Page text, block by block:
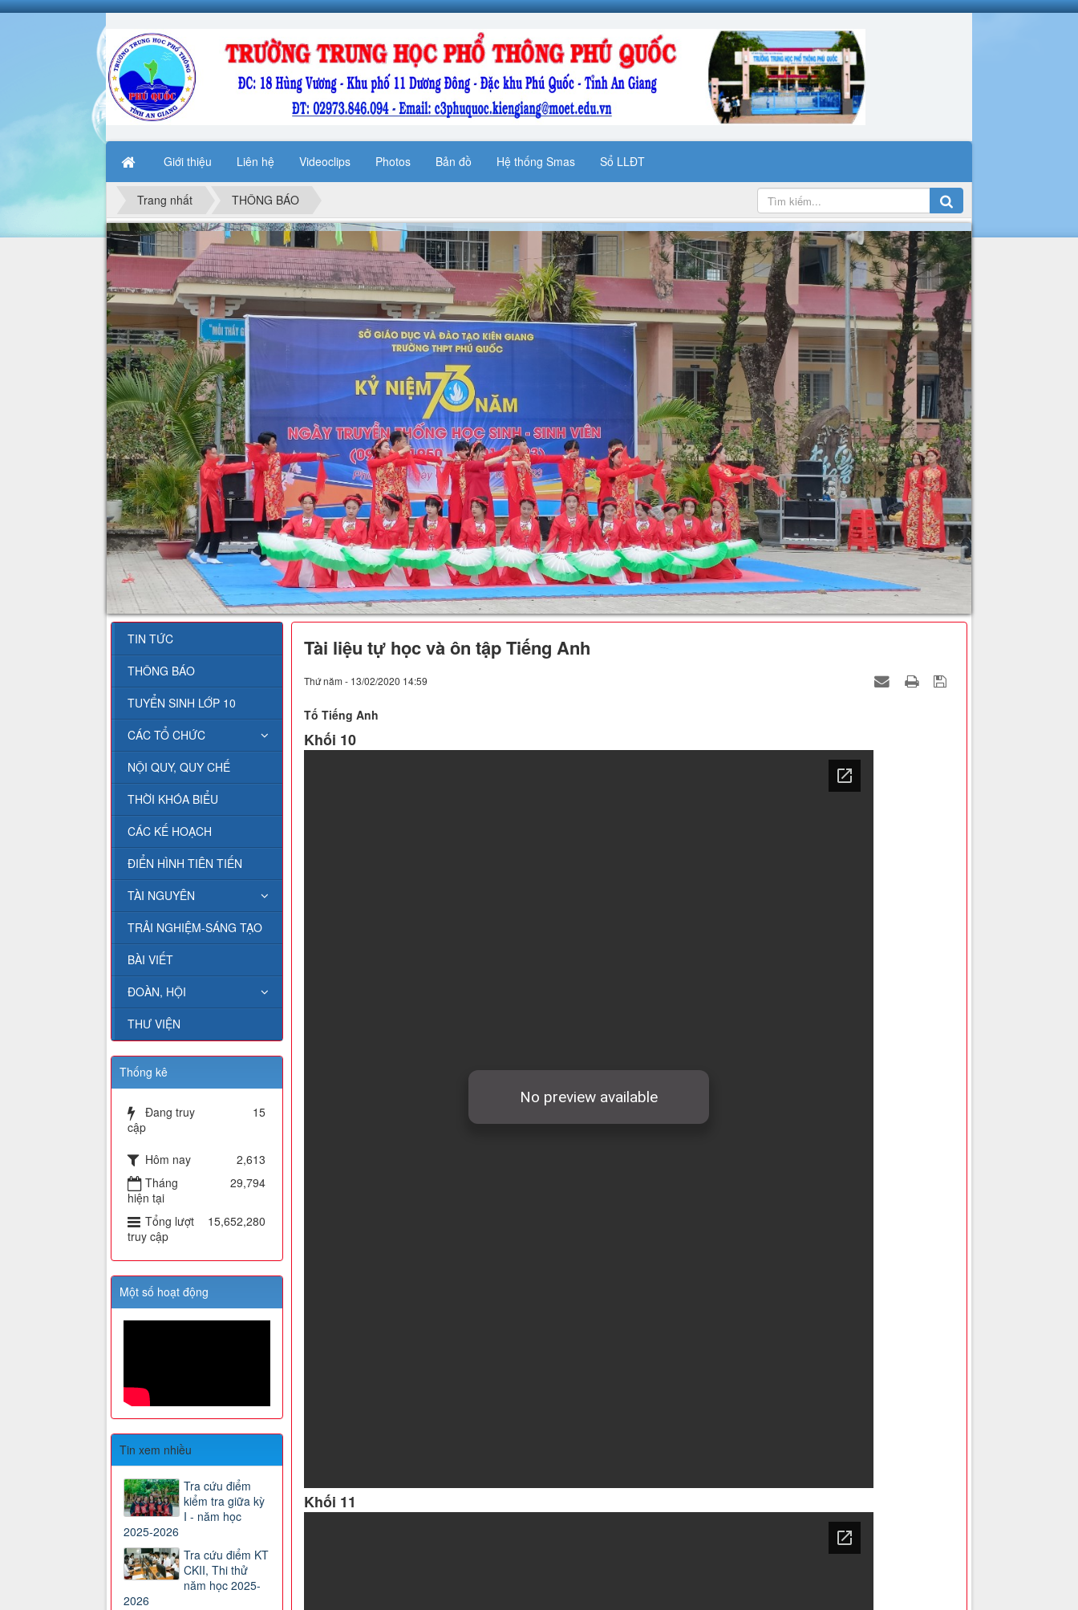
Giới thiệu Liên hệ Videoclips Photos Bản đồ Hệ thống Smas Sổ LLĐT
Trang nhất THÔNG BÁO
Tài liệu tự học và ôn tập Tiếng Anh
Thứ năm - 13/02/2020 14:59
Tố Tiếng Anh
Khối 10
Khối 11
TIN TỨC
THÔNG BÁO
TUYỂN SINH LỚP 10
CÁC TỔ CHỨC
NỘI QUY, QUY CHẾ
THỜI KHÓA BIỂU
CÁC KẾ HOẠCH
ĐIỂN HÌNH TIÊN TIẾN
TÀI NGUYÊN
TRẢI NGHIỆM-SÁNG TẠO
BÀI VIẾT
ĐOÀN, HỘI
THƯ VIỆN
Thống kê
Đang truy
cập
15
Hôm nay
2,613
Tháng
hiện tại
29,794
Tổng lượt
truy cập
15,652,280
Một số hoạt động
Tin xem nhiều
Tra cứu điểm
kiểm tra giữa kỳ
I - năm học
2025-2026
Tra cứu điểm KT
CKII, Thi thử
năm học 2025-
2026